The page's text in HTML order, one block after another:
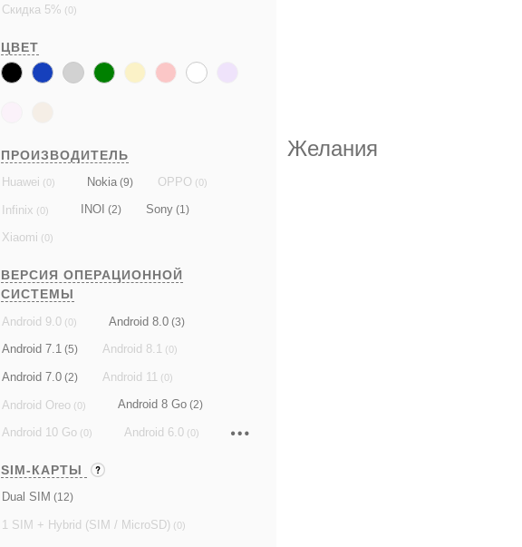
Скидка 5% (0)
ЦВЕТ
ПРОИЗВОДИТЕЛЬ
Huawei (0) Nokia (9) OPPO (0)
Infinix (0) INOI (2) Sony (1)
Xiaomi (0)
ВЕРСИЯ ОПЕРАЦИОННОЙ
СИСТЕМЫ
Android 9.0 (0) Android 8.0 (3)
Android 7.1 (5) Android 8.1 (0)
Android 7.0 (2) Android 11 (0)
Android Oreo (0) Android 8 Go (2)
Android 10 Go (0) Android 6.0 (0)
SIM-КАРТЫ
Dual SIM (12)
1 SIM + Hybrid (SIM / MicroSD) (0)
Желания